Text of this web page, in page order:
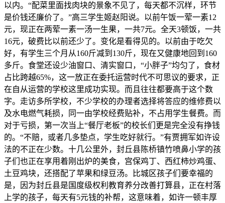
以内。“配菜里面找肉块的景象不见了，每天都不沉样，环节
是价钱还廉价了。”高三学生姬赵阳说。以前午饭一荤一素12
元，现正在两荤一素一汤一生果，一共7元。全天3顿饭，一共
16元，破费比以前还少了。变化是看得见的。以前由于吃欠
好，有学生三个月从160斤减到130斤，现在又健康地回到160
多斤。食堂还设少油窗口、清实窗口，“小胖子”均匀了，食材
占比跨越65%，这一放正在委托运营时代不可思议的要求，正
在自从运营的学校这里成功实现。而且往往都要高于这个数
字。走访多所学校，不少学校的办理者选择将答应的维修费以
及水电燃气耗损，同一由学校经费贴补，不占用学生餐费。而
对于亏损，第一次当上“餐厅老板”的校长们更是完全没有挣钱
的。“不赔，或者几多垫点，学生吃好就行。”有贾拥军如许设
法的不正在少数。十几公里外，封丘县陈桥镇竹喷鼻小学的孩
子们也正在享用着刚出炉的美食，宫保鸡丁、西红柿炒鸡蛋、
土豆鸡块，还搭配了苹果和绿豆汤。比城区孩子们要幸福的
是，因为封丘县是国度级权利教育养分改善打算县，正在村落
上学的孩子，每天有5元钱的补帮，这意味着，如许一顿丰厚